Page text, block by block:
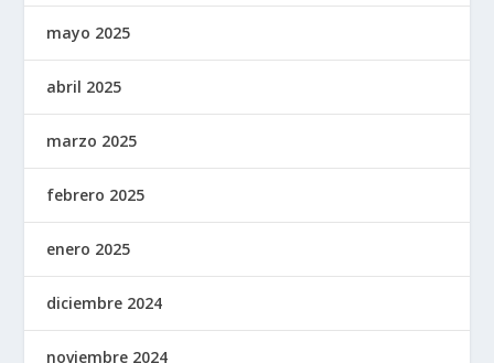
mayo 2025
abril 2025
marzo 2025
febrero 2025
enero 2025
diciembre 2024
noviembre 2024